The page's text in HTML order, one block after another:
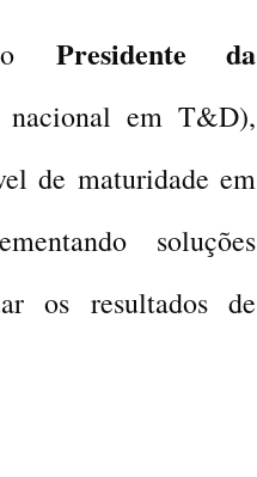
Presidente da
nacional em T&D),
de maturidade em
soluções
os resultados de